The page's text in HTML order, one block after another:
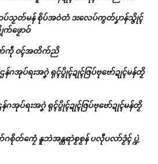
ညးဒါန်လိက်
ဗွဳဒဳယဵု
ဌာန်ပရိုၚ်ဗၠးၜးမန်
ပ်သၟတ်မန် စိုပ်အဝဲတံ ဒးလေပ်ကွတ်ပၞာန်သ္ဇိုၚ်
က်ဖၟောဝ်
ကဵု ၀ၚ်အတိက်ညိ
န်ဂအုပ်ရးအဂၞဲ ရုၚ်ပွိုၚ်ဍုၚ်ဇြပ်ဗုဗော်ဍုၚ်မန်တၟိ
န်ဂအုပ်ရးအဂၞဲ ရုၚ်ပွိုၚ်ဍုၚ်ဇြပ်ဗုဗော်ဍုၚ်မန်တၟိ
က်ဂစိုတ်ကၠေံ နူဘဲအန္တရာဲစၟစၟန် ပလီုပလာ်ဒၟံၚ် ပ္ဍဲ